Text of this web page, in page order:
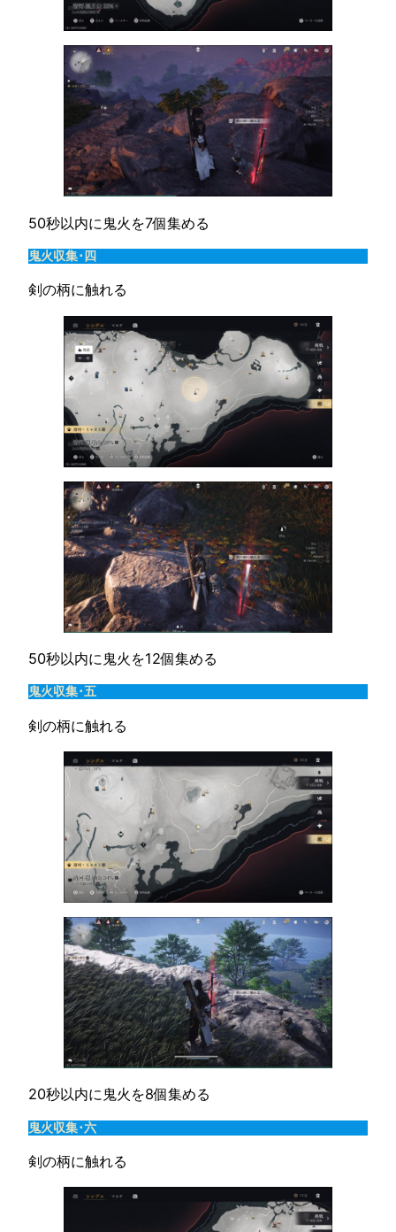
50秒以内に鬼火を7個集める
鬼火収集･四
剣の柄に触れる
50秒以内に鬼火を12個集める
鬼火収集･五
剣の柄に触れる
20秒以内に鬼火を8個集める
鬼火収集･六
剣の柄に触れる